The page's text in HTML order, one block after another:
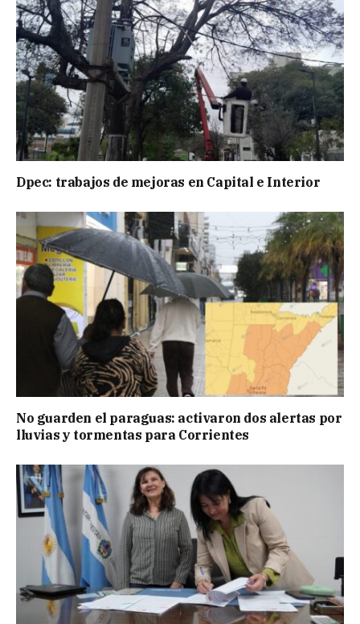
Dpec: trabajos de mejoras en Capital e Interior
No guarden el paraguas: activaron dos alertas por
lluvias y tormentas para Corrientes